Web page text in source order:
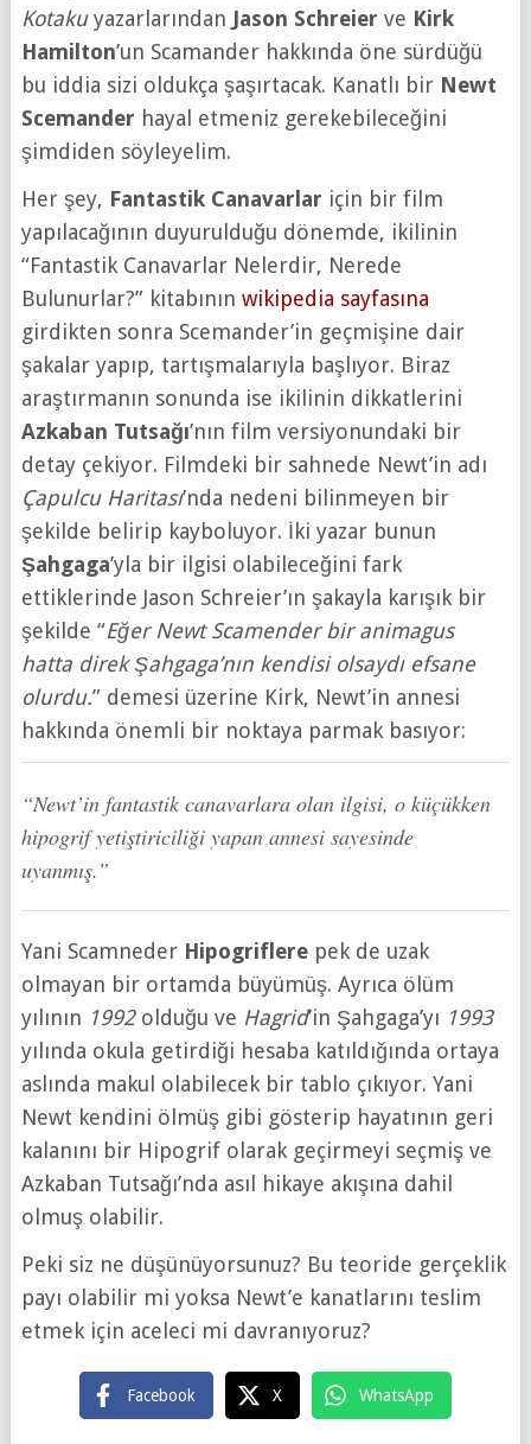
Kotakuyazarlarından Jason Schreier ve Kirk
Hamilton’un Scamander hakkında öne sürdüğü
bu iddia sizi oldukça şaşırtacak. Kanatlı birNewt
Scemander hayal etmeniz gerekebileceğini
şimdiden söyleyelim.
Her şey, Fantastik Canavarlar için bir film
yapılacağının duyurulduğu dönemde, ikilinin
“Fantastik Canavarlar Nelerdir, Nerede
Bulunurlar?” kitabının wikipedia sayfasına
girdikten sonra Scemander’in geçmişine dair
şakalar yapıp, tartışmalarıyla başlıyor. Biraz
araştırmanın sonunda ise ikilinin dikkatlerini
Azkaban Tutsağı’nın film versiyonundaki bir
detay çekiyor. Filmdeki bir sahnede Newt’in adı
Çapulcu Haritası’nda nedeni bilinmeyen bir
şekilde belirip kayboluyor. İki yazar bunun
Şahgaga’yla bir ilgisi olabileceğini fark
ettiklerinde Jason Schreier’ın şakayla karışık bir
şekilde “Eğer Newt Scamender bir animagus
hatta direk Şahgaga’nın kendisi olsaydı efsane
olurdu.” demesi üzerine Kirk, Newt’in annesi
hakkında önemli bir noktaya parmak basıyor:
“Newt’in fantastik canavarlara olan ilgisi, o küçükken
hipogrif yetiştiriciliği yapan annesi sayesinde
uyanmış.”
Yani Scamneder Hipogriflerepek de uzak
olmayan bir ortamda büyümüş. Ayrıca ölüm
yılının 1992olduğu ve Hagrid’in Şahgaga’yı 1993
yılında okula getirdiği hesaba katıldığında ortaya
aslında makul olabilecek bir tablo çıkıyor. Yani
Newt kendini ölmüş gibi gösterip hayatının geri
kalanını bir Hipogrif olarak geçirmeyi seçmiş ve
Azkaban Tutsağı’nda asıl hikaye akışına dahil
olmuş olabilir.
Peki siz ne düşünüyorsunuz? Bu teoride gerçeklik
payı olabilir mi yoksa Newt’e kanatlarını teslim
etmek için aceleci mi davranıyoruz?
Facebook X WhatsApp